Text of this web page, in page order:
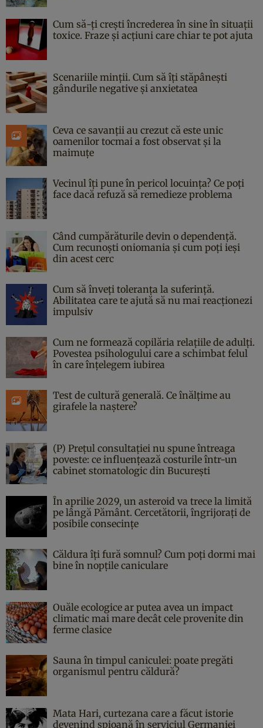
Cum să-ți crești încrederea în sine în situații
toxice. Fraze și acțiuni care chiar te pot ajuta
Scenariile minții. Cum să îți stăpânești
gândurile negative și anxietatea
Ceva ce savanții au crezut că este unic
oamenilor tocmai a fost observat și la
maimuțe
Vecinul îți pune în pericol locuința? Ce poți
face dacă refuză să remedieze problema
Când cumpărăturile devin o dependență.
Cum recunoști oniomania și cum poți ieși
din acest cerc
Cum să înveți toleranța la suferință.
Abilitatea care te ajută să nu mai reacționezi
impulsiv
Cum ne formează copilăria relațiile de adulți.
Povestea psihologului care a schimbat felul
în care înțelegem iubirea
Test de cultură generală. Ce înălțime au
girafele la naștere?
(P) Prețul consultației nu spune întreaga
poveste: ce influențează costurile într-un
cabinet stomatologic din București
În aprilie 2029, un asteroid va trece la limită
pe lângă Pământ. Cercetătorii, îngrijorați de
posibile consecințe
Căldura îți fură somnul? Cum poți dormi mai
bine în nopțile caniculare
Ouăle ecologice ar putea avea un impact
climatic mai mare decât cele provenite din
ferme clasice
Sauna în timpul caniculei: poate pregăti
organismul pentru căldură?
Mata Hari, curtezana care a făcut istorie
devenind spioană în serviciul Germaniei